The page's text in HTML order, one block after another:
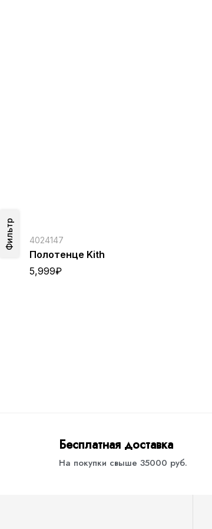
Фильтр 4024147
Полотенце Kith
5,999₽
Бесплатная доставка
На покупки свыше 35000 руб.